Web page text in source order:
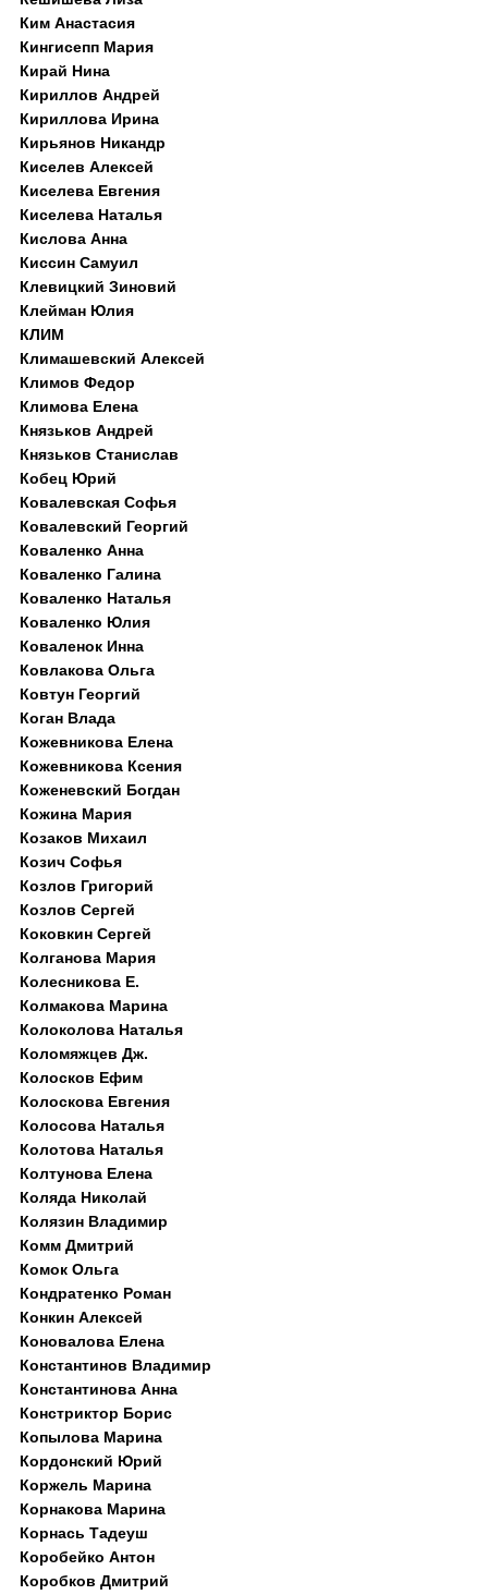
Ким Анастасия
Кингисепп Мария
Кирай Нина
Кириллов Андрей
Кириллова Ирина
Кирьянов Никандр
Киселев Алексей
Киселева Евгения
Киселева Наталья
Кислова Анна
Киссин Самуил
Клевицкий Зиновий
Клейман Юлия
КЛИМ
Климашевский Алексей
Климов Федор
Климова Елена
Князьков Андрей
Князьков Станислав
Кобец Юрий
Ковалевская Софья
Ковалевский Георгий
Коваленко Анна
Коваленко Галина
Коваленко Наталья
Коваленко Юлия
Коваленок Инна
Ковлакова Ольга
Ковтун Георгий
Коган Влада
Кожевникова Елена
Кожевникова Ксения
Коженевский Богдан
Кожина Мария
Козаков Михаил
Козич Софья
Козлов Григорий
Козлов Сергей
Коковкин Сергей
Колганова Мария
Колесникова Е.
Колмакова Марина
Колоколова Наталья
Коломяжцев Дж.
Колосков Ефим
Колоскова Евгения
Колосова Наталья
Колотова Наталья
Колтунова Елена
Коляда Николай
Колязин Владимир
Комм Дмитрий
Комок Ольга
Кондратенко Роман
Конкин Алексей
Коновалова Елена
Константинов Владимир
Константинова Анна
Констриктор Борис
Копылова Марина
Кордонский Юрий
Коржель Марина
Корнакова Марина
Корнась Тадеуш
Коробейко Антон
Коробков Дмитрий